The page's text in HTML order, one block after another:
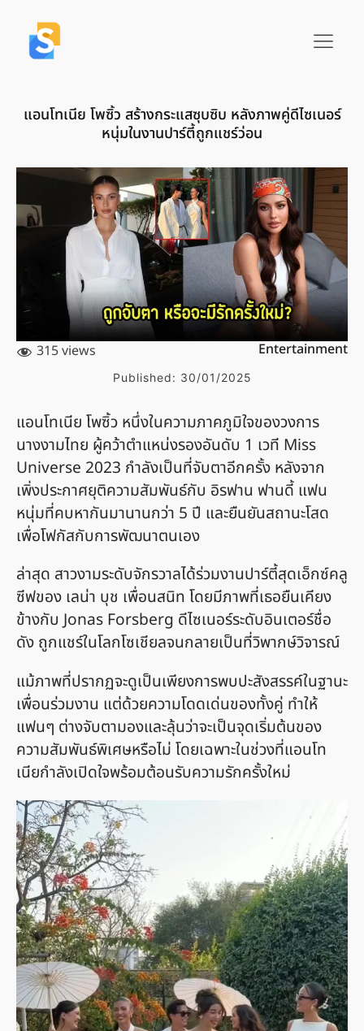
แอนโทเนีย โพซิ้ว สร้างกระแสซุบซิบ หลังภาพคู่ดีไซเนอร์
หนุ่มในงานปาร์ตี้ถูกแชร์ว่อน
315 views Entertainment
Published: 30/01/2025
แอนโทเนีย โพซิ้ว หนึ่งในความภาคภูมิใจของวงการ
นางงามไทย ผู้คว้าตำแหน่งรองอันดับ 1 เวที Miss
Universe 2023 กำลังเป็นที่จับตาอีกครั้ง หลังจาก
เพิ่งประกาศยุติความสัมพันธ์กับ อิรฟาน ฟานดี้ แฟน
หนุ่มที่คบหากันมานานกว่า 5 ปี และยืนยันสถานะโสด
เพื่อโฟกัสกับการพัฒนาตนเอง
ล่าสุด สาวงามระดับจักรวาลได้ร่วมงานปาร์ตี้สุดเอ็กซ์คลู
ซีฟของ เลน่า บุช เพื่อนสนิท โดยมีภาพที่เธอยืนเคียง
ข้างกับ Jonas Forsberg ดีไซเนอร์ระดับอินเตอร์ชื่อ
ดัง ถูกแชร์ในโลกโซเชียลจนกลายเป็นที่วิพากษ์วิจารณ์
แม้ภาพที่ปรากฏจะดูเป็นเพียงการพบปะสังสรรค์ในฐานะ
เพื่อนร่วมงาน แต่ด้วยความโดดเด่นของทั้งคู่ ทำให้
แฟนๆ ต่างจับตามองและลุ้นว่าจะเป็นจุดเริ่มต้นของ
ความสัมพันธ์พิเศษหรือไม่ โดยเฉพาะในช่วงที่แอนโท
เนียกำลังเปิดใจพร้อมต้อนรับความรักครั้งใหม่